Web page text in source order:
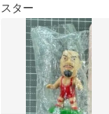
スター